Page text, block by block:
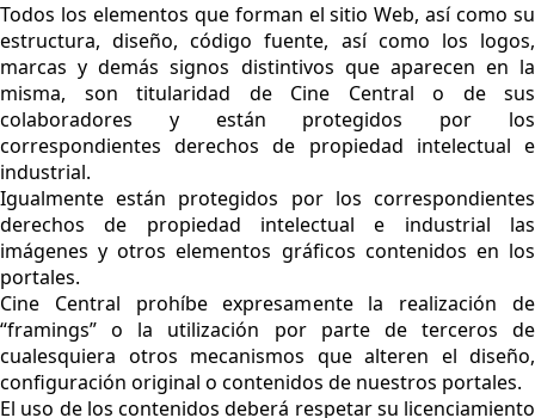
Todos los elementos que forman el sitio Web, así como su
estructura, diseño, código fuente, así como los logos,
marcas y demás signos distintivos que aparecen en la
misma, son titularidad de Cine Central o de sus
colaboradores y están protegidos por los
correspondientes derechos de propiedad intelectual e
industrial.
Igualmente están protegidos por los correspondientes
derechos de propiedad intelectual e industrial las
imágenes y otros elementos gráficos contenidos en los
portales.
Cine Central prohíbe expresamente la realización de
“framings” o la utilización por parte de terceros de
cualesquiera otros mecanismos que alteren el diseño,
configuración original o contenidos de nuestros portales.
El uso de los contenidos deberá respetar su licenciamiento